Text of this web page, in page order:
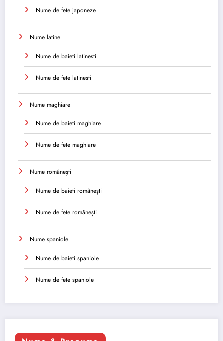
Nume de fete japoneze
Nume latine
Nume de baieti latinesti
Nume de fete latinesti
Nume maghiare
Nume de baieti maghiare
Nume de fete maghiare
Nume românești
Nume de baieti românești
Nume de fete românești
Nume spaniole
Nume de baieti spaniole
Nume de fete spaniole